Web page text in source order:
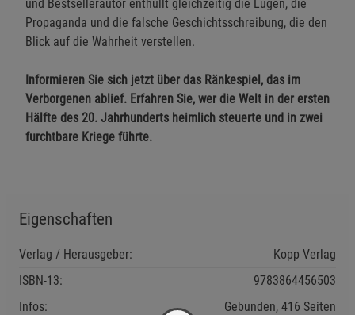
und Bestsellerautor enthüllt gleichzeitig die Lügen, die
Propaganda und die falsche Geschichtsschreibung, die den
Blick auf die Wahrheit verstellen.
Informieren Sie sich jetzt über das Ränkespiel, das im
Verborgenen ablief. Erfahren Sie, wer die Welt in der ersten
Hälfte des 20. Jahrhunderts heimlich steuerte und in zwei
furchtbare Kriege führte.
Eigenschaften
Verlag / Herausgeber:
Kopp Verlag
ISBN-13:
9783864456503
Infos:
Gebunden, 416 Seiten